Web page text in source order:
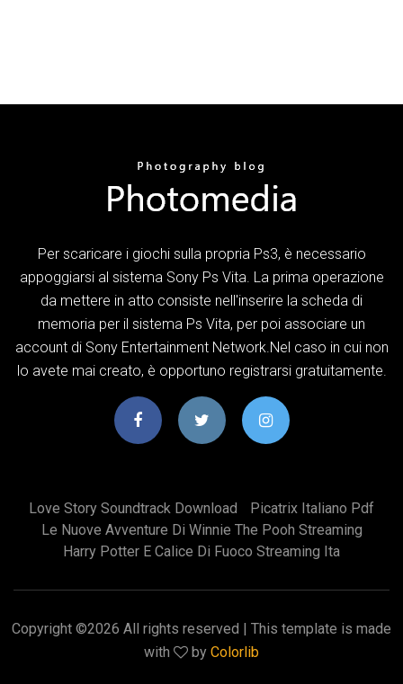
Per scaricare i giochi sulla propria Ps3, è necessario
appoggiarsi al sistema Sony Ps Vita. La prima operazione
da mettere in atto consiste nell'inserire la scheda di
memoria per il sistema Ps Vita, per poi associare un
account di Sony Entertainment Network.Nel caso in cui non
lo avete mai creato, è opportuno registrarsi gratuitamente.
Love Story Soundtrack Download
Picatrix Italiano Pdf
Le Nuove Avventure Di Winnie The Pooh Streaming
Harry Potter E Calice Di Fuoco Streaming Ita
Copyright ©2026 All rights reserved | This template is made
with
by Colorlib